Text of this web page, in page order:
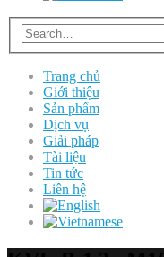
Trang chủ
Giới thiệu
Sản phẩm
Dịch vụ
Giải pháp
Tài liệu
Tin tức
Liên hệ